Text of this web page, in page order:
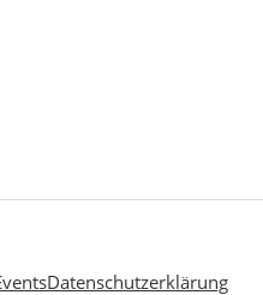
Datenschutzerklärung